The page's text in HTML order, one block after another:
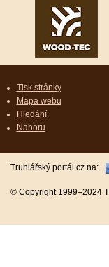
Tisk stránky
Mapa webu
Hledání
Nahoru
Truhlářský portál.cz na:
© Copyright 1999–2024